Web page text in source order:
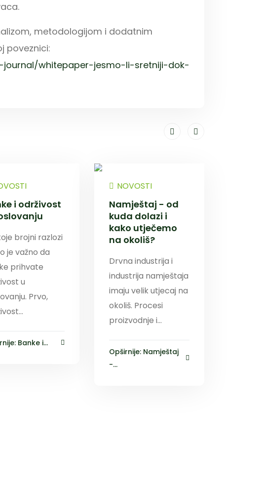
metodologijom i dodatnim
poveznici:
whitepaper-jesmo-li-sretniji-dok-
i održivost
brojni razlozi
je važno da
prihvate
u
Prvo,
Banke i...
NOVOSTI
Namještaj - od
kuda dolazi i
kako utječemo
na okoliš?
Drvna industrija i
industrija namještaja
imaju velik utjecaj na
okoliš. Procesi
proizvodnje i...
Opširnije: Namještaj
-...